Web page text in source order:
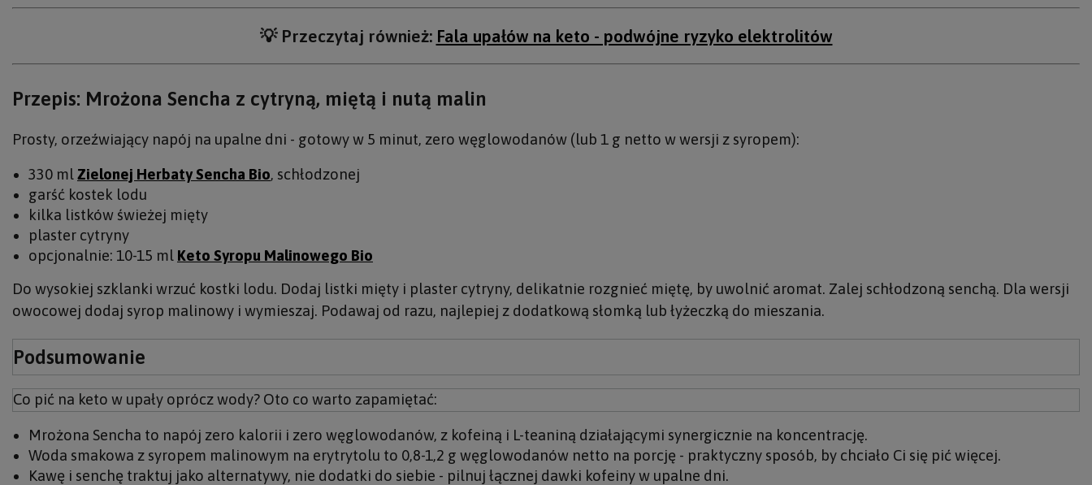
💡 Przeczytaj również: Fala upałów na keto - podwójne ryzyko elektrolitów
Przepis: Mrożona Sencha z cytryną, miętą i nutą malin
Prosty, orzeźwiający napój na upalne dni - gotowy w 5 minut, zero węglowodanów (lub 1 g netto w wersji z syropem):
330 mlZielonej Herbaty Sencha Bio, schłodzonej
garść kostek lodu
kilka listków świeżej mięty
plaster cytryny
opcjonalnie: 10-15 ml Keto Syropu Malinowego Bio
Do wysokiej szklanki wrzuć kostki lodu. Dodaj listki mięty i plaster cytryny, delikatnie rozgnieć miętę, by uwolnić aromat. Zalej schłodzoną senchą. Dla wersji
owocowej dodaj syrop malinowy i wymieszaj. Podawaj od razu, najlepiej z dodatkową słomką lub łyżeczką do mieszania.
Podsumowanie
Co pić na keto w upały oprócz wody? Oto co warto zapamiętać:
Mrożona Sencha to napój zero kalorii i zero węglowodanów, z kofeiną i L-teaniną działającymi synergicznie na koncentrację.
Woda smakowa z syropem malinowym na erytrytolu to 0,8-1,2 g węglowodanów netto na porcję - praktyczny sposób, by chciało Ci się pić więcej.
Kawę i senchę traktuj jako alternatywy, nie dodatki do siebie - pilnuj łącznej dawki kofeiny w upalne dni.